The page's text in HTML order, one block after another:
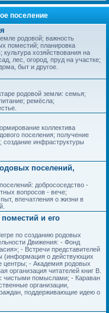
поселение
родовой; важность
поместий; планировка
хозяйствования на
лес, огород, пруд на участке;
быт и другое.
родовой земли: семья;
ремёсла;
коллектива
поселения; получение
создание инфраструктуры
поселений,
добрососедство -
вопросов - вече;
впечатления о жизни в
и его
по созданию родовых
Движения: - Фонд
- Встречи представителей
(информация о действующих
центры; - Академия родовых
организация читателей книг В.
чистыми помыслами; - Караван
организации,
поддерживающие идею о